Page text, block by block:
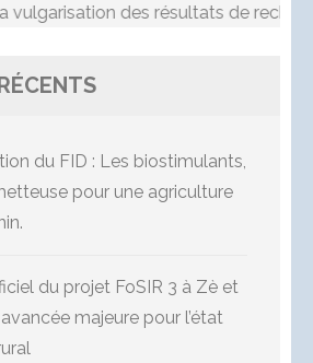
des résultats de
du FID : Les biostimulants,
pour une agriculture
du projet FoSIR 3 à Zè et
majeure pour l’état